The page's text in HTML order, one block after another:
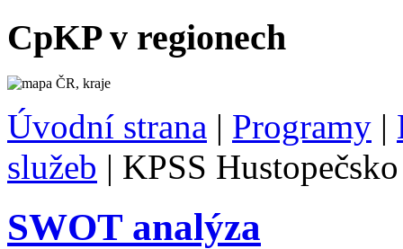
CpKP v regionech
Úvodní strana | Programy |
služeb | KPSS Hustopečsko
SWOT analýza